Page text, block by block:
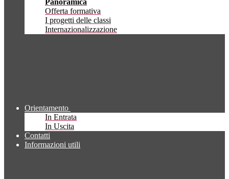
Panoramica
Offerta formativa
I progetti delle classi
Internazionalizzazione
Orientamento
In Entrata
In Uscita
Contatti
Informazioni utili